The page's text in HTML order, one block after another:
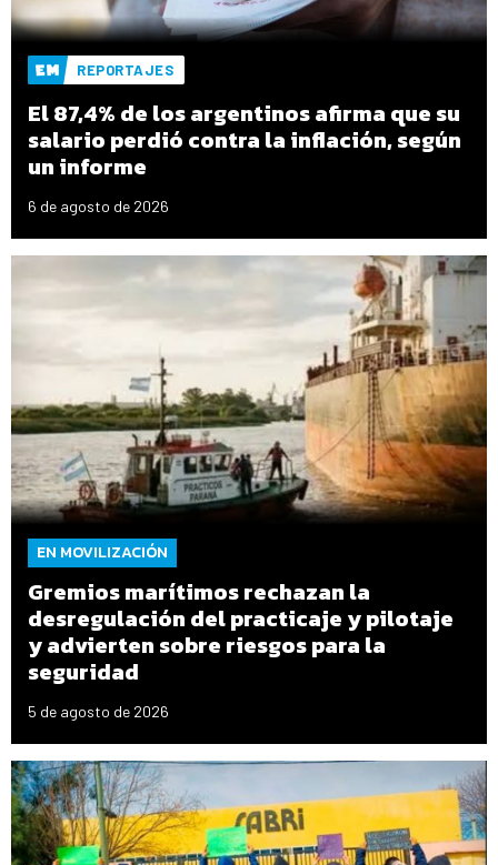
REPORTAJES
El 87,4% de los argentinos afirma que su
salario perdió contra la inflación, según
un informe
6 de agosto de 2026
EN MOVILIZACIÓN
Gremios marítimos rechazan la
desregulación del practicaje y pilotaje
y advierten sobre riesgos para la
seguridad
5 de agosto de 2026